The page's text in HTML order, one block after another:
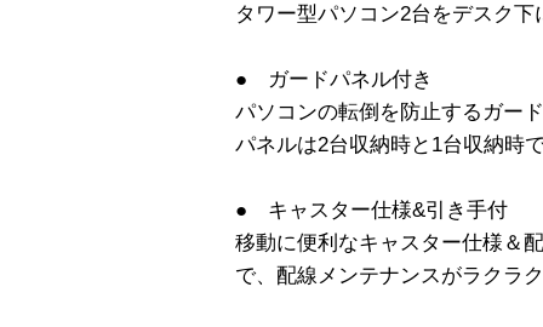
タワー型パソコン2台をデスク
● ガードパネル付き
パソコンの転倒を防止するガー
パネルは2台収納時と1台収納時
● キャスター仕様&引き手付
移動に便利なキャスター仕様＆
で、配線メンテナンスがラクラ